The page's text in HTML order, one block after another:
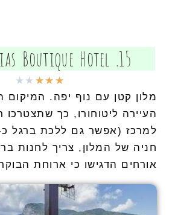
15. Xenios Dias Boutique Hotel
★
★
★
★
★
מלון קטן עם נוף יפה. המיקום
העיירה ליטוחורו, כך שתצטרכו
חניה של המלון, צריך לחנות
אורחים הדגישו כי ארוחת